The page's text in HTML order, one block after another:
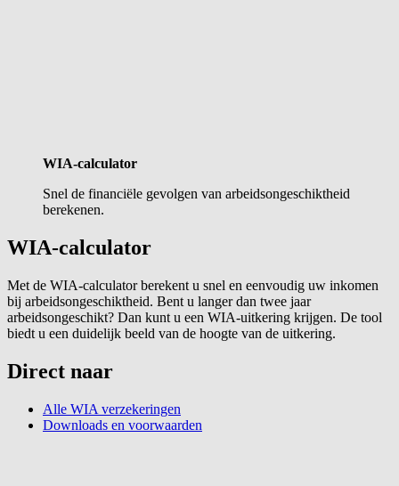
WIA-calculator
Snel de financiële gevolgen van arbeidsongeschiktheid
berekenen.
WIA-calculator
Met de WIA-calculator berekent u snel en eenvoudig uw inkomen
bij arbeidsongeschiktheid. Bent u langer dan twee jaar
arbeidsongeschikt? Dan kunt u een WIA-uitkering krijgen. De tool
biedt u een duidelijk beeld van de hoogte van de uitkering.
Direct naar
Alle WIA verzekeringen
Downloads en voorwaarden